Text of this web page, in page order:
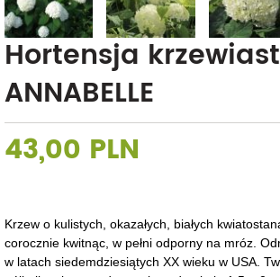
Hortensja
ANNABELLE
43,00 PLN
Krzew o kulistych, okazałych, białych
corocznie kwitnąc, w pełni odporny na mróz.
w latach siedemdziesiątych XX wieku w USA.